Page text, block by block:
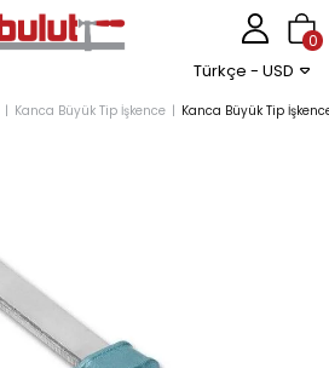
Türkçe - USD
0
Kanca Büyük Tip İşkence Kanca Büyük Tip